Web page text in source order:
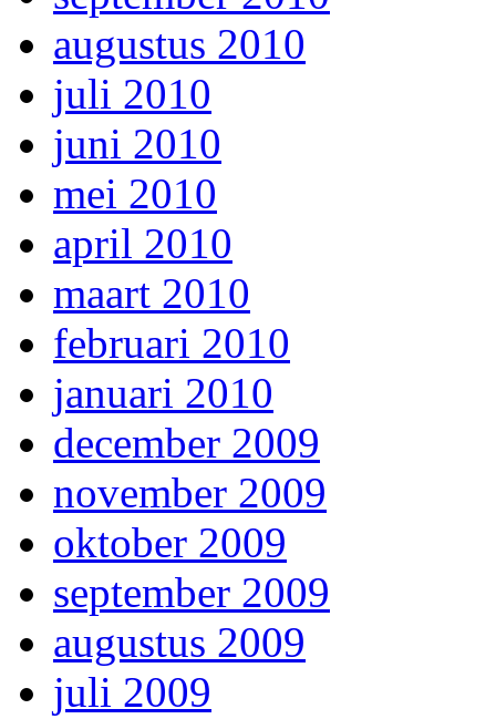
augustus 2010
juli 2010
juni 2010
mei 2010
april 2010
maart 2010
februari 2010
januari 2010
december 2009
november 2009
oktober 2009
september 2009
augustus 2009
juli 2009